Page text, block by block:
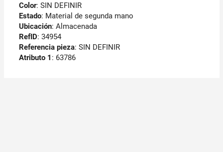
Color: SIN DEFINIR
Estado: Material de segunda mano
Ubicación: Almacenada
RefID: 34954
Referencia pieza: SIN DEFINIR
Atributo 1 : 63786